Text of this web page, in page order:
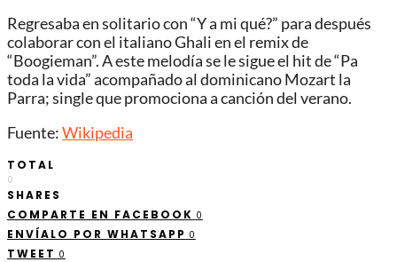
Regresaba en solitario con “Y a mi qué?” para después
colaborar con el italiano Ghali en el remix de
“Boogieman”. A este melodía se le sigue el hit de “Pa
toda la vida” acompañado al dominicano Mozart la
Parra; single que promociona a canción del verano.
Fuente:Wikipedia
TOTAL
0
SHARES
COMPARTE EN FACEBOOK 0
ENVÍALO POR WHATSAPP 0
TWEET 0